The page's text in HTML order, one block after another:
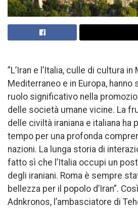
”L’Iran e l’Italia, culle di cultura in
Mediterraneo e in Europa,
ruolo significativo nella
delle società umane vicine. La
delle civiltà iraniana e italiana ha
tempo per una profonda
nazioni. La lunga storia di
fatto sì che l’Italia occupi un
degli iraniani. Roma è sempre
bellezza per il popolo d’Iran”.
Adnkronos, l’ambasciatore di